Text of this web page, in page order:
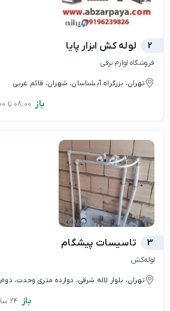
2 لوله کش ابزار پایا
فروشگاه لوازم برقی
تهران، بزرگراه آبشناسان، شهران، قائم غربی
باز
3 تاسیسات پیشگام
لوله‌کش
تهران، بلوار لاله شرقی، دوازده متری وحدت، دوم
باز